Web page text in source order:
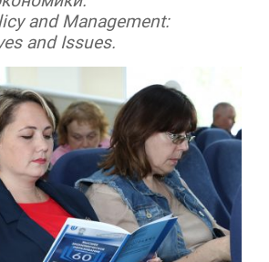
and Management:
and Issues.